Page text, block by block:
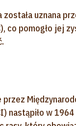
została uznana
co pomogło jej
przez
nastąpiło w